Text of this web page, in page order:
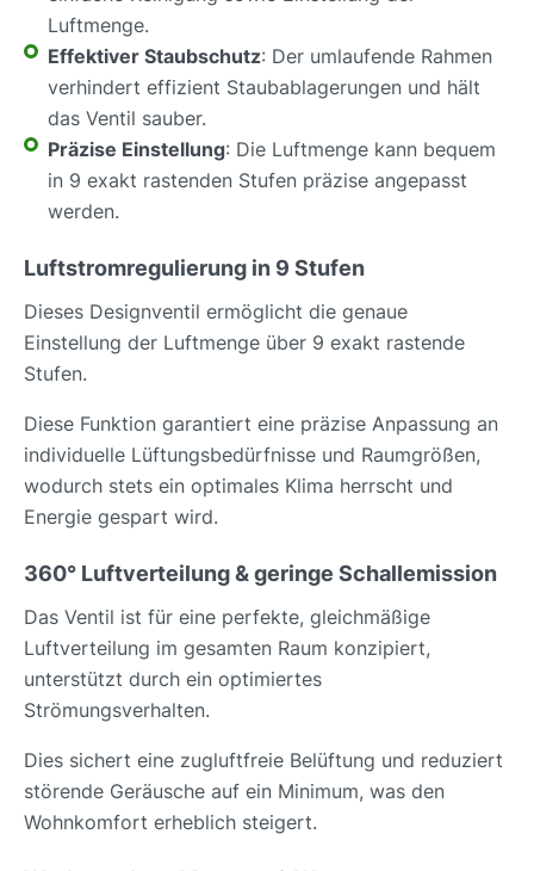
Luftmenge.
Effektiver Staubschutz: Der umlaufende Rahmen
verhindert effizient Staubablagerungen und hält
das Ventil sauber.
Präzise Einstellung: Die Luftmenge kann bequem
in 9 exakt rastenden Stufen präzise angepasst
werden.
Luftstromregulierung in 9 Stufen
Dieses Designventil ermöglicht die genaue
Einstellung der Luftmenge über 9 exakt rastende
Stufen.
Diese Funktion garantiert eine präzise Anpassung an
individuelle Lüftungsbedürfnisse und Raumgrößen,
wodurch stets ein optimales Klima herrscht und
Energie gespart wird.
360° Luftverteilung & geringe Schallemission
Das Ventil ist für eine perfekte, gleichmäßige
Luftverteilung im gesamten Raum konzipiert,
unterstützt durch ein optimiertes
Strömungsverhalten.
Dies sichert eine zugluftfreie Belüftung und reduziert
störende Geräusche auf ein Minimum, was den
Wohnkomfort erheblich steigert.